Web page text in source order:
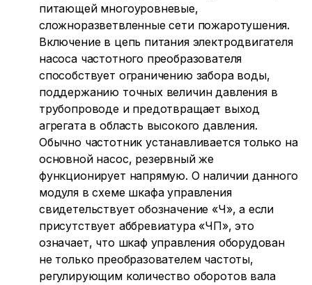
питающей многоуровневые,
сложноразветвленные сети пожаротушения.
Включение в цепь питания электродвигателя
насоса частотного преобразователя
способствует ограничению забора воды,
поддержанию точных величин давления в
трубопроводе и предотвращает выход
агрегата в область высокого давления.
Обычно частотник устанавливается только на
основной насос, резервный же
функционирует напрямую. О наличии данного
модуля в схеме шкафа управления
свидетельствует обозначение «Ч», а если
присутствует аббревиатура «ЧП», это
означает, что шкаф управления оборудован
не только преобразователем частоты,
регулирующим количество оборотов вала